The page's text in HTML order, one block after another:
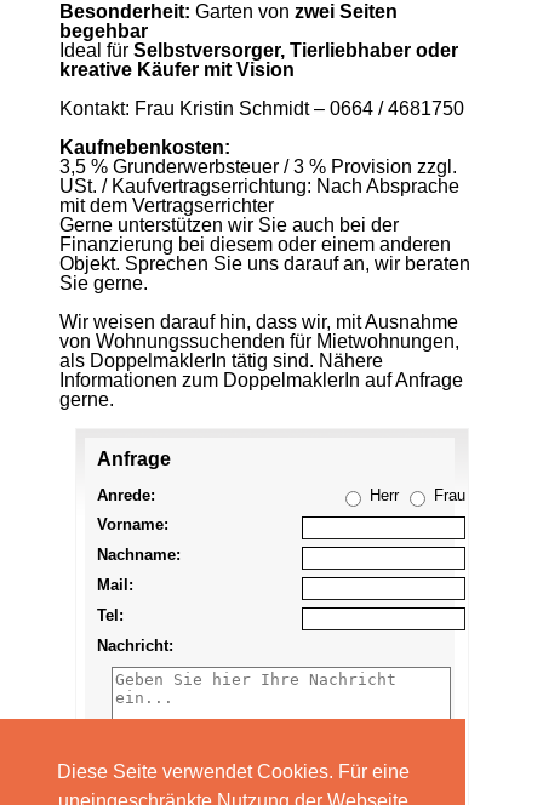
Diese Seite verwendet Cookies. Für eine
Besonderheit: Garten von zwei Seiten
begehbar
Ideal für Selbstversorger, Tierliebhaber oder
kreative Käufer mit Vision
Kontakt: Frau Kristin Schmidt – 0664 / 4681750
Kaufnebenkosten:
3,5 % Grunderwerbsteuer / 3 % Provision zzgl.
USt. / Kaufvertragserrichtung: Nach Absprache
mit dem Vertragserrichter
Gerne unterstützen wir Sie auch bei der
Finanzierung bei diesem oder einem anderen
Objekt. Sprechen Sie uns darauf an, wir beraten
Sie gerne.
Wir weisen darauf hin, dass wir, mit Ausnahme
von Wohnungssuchenden für Mietwohnungen,
als DoppelmaklerIn tätig sind. Nähere
Informationen zum DoppelmaklerIn auf Anfrage
gerne.
Anfrage
Anrede:
Herr
Frau
Vorname:
Nachname:
Mail:
Tel:
Nachricht: